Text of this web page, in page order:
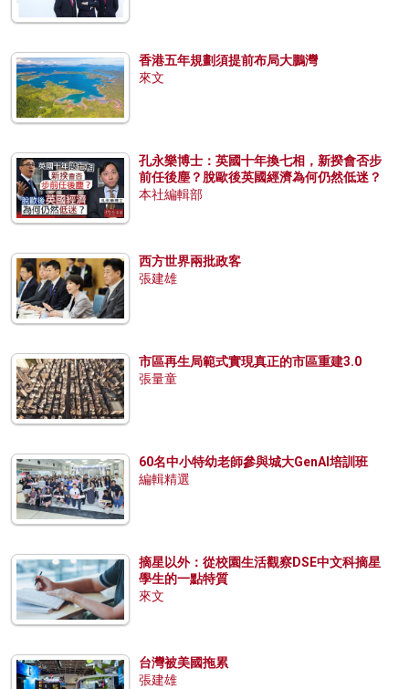
香港五年規劃須提前布局大鵬灣
來文
孔永樂博士：英國十年換七相，新揆會否步
前任後塵？脫歐後英國經濟為何仍然低迷？
本社編輯部
西方世界兩批政客
張建雄
市區再生局範式實現真正的市區重建3.0
張量童
60名中小特幼老師參與城大GenAI培訓班
編輯精選
摘星以外：從校園生活觀察DSE中文科摘星
學生的一點特質
來文
台灣被美國拖累
張建雄